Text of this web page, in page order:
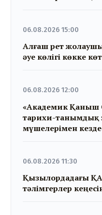
06.08.2026 15:00
Алғаш рет
әуе көлігі көкке
06.08.2026 12:00
«Академик Қаныш
тарихи-танымдық
мүшелерімен
06.08.2026 11:30
Қызылордадағы
тәлімгерлер